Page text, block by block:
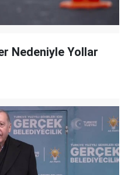
Nedeniyle Yollar